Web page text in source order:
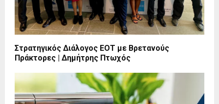
Στρατηγικός Διάλογος ΕΟΤ με Βρετανούς
Πράκτορες | Δημήτρης Πτωχός